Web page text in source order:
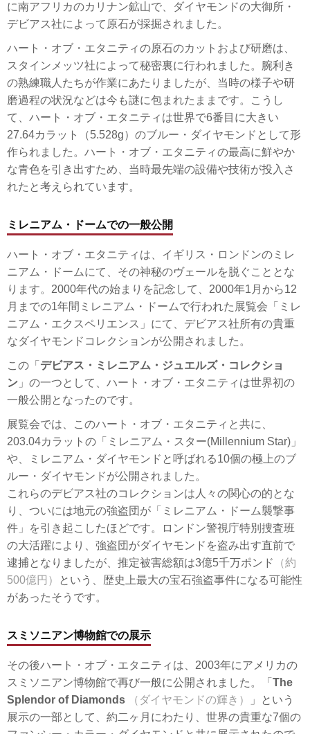
に南アフリカのカリナン鉱山で、ダイヤモンドの大御所・
デビアス社によって原石が採掘されました。
ハート・オブ・エタニティの原石のカットおよび研磨は、
スタインメッツ社によって秘密裏に行われました。腕利き
の熟練職人たちが作業にあたりましたが、当時の様子や研
磨過程の状況などは今も謎に包まれたままです。こうし
て、ハート・オブ・エタニティは世界で6番目に大きい
27.64カラット（5.528g）のブルー・ダイヤモンドとして形
作られました。ハート・オブ・エタニティの最高に鮮やか
な青色を引き出すため、当時最先端の設備や技術が投入さ
れたと考えられています。
ミレニアム・ドームでの一般公開
ハート・オブ・エタニティは、イギリス・ロンドンのミレ
ニアム・ドームにて、その神秘のヴェールを脱ぐこととな
ります。2000年代の始まりを記念して、2000年1月から12
月までの1年間ミレニアム・ドームで行われた展覧会「ミレ
ニアム・エクスペリエンス」にて、デビアス社所有の貴重
なダイヤモンドコレクションが公開されました。
この「 デビアス・ミレニアム・ジュエルズ・コレクショ
ン 」の一つとして、ハート・オブ・エタニティは世界初の
一般公開となったのです。
展覧会では、このハート・オブ・エタニティと共に、
203.04カラットの「ミレニアム・スター(Millennium Star)」
や、ミレニアム・ダイヤモンドと呼ばれる10個の極上のブ
ルー・ダイヤモンドが公開されました。
これらのデビアス社のコレクションは人々の関心の的とな
り、ついには地元の強盗団が「ミレニアム・ドーム襲撃事
件」を引き起こしたほどです。ロンドン警視庁特別捜査班
の大活躍により、強盗団がダイヤモンドを盗み出す直前で
逮捕となりましたが、推定被害総額は3億5千万ポンド
（約
500億円）
という、歴史上最大の宝石強盗事件になる可能性
があったそうです。
スミソニアン博物館での展示
その後ハート・オブ・エタニティは、2003年にアメリカの
スミソニアン博物館で再び一般に公開されました。「 The
Splendor of Diamonds
（ダイヤモンドの輝き）
」という
展示の一部として、約二ヶ月にわたり、世界の貴重な7個の